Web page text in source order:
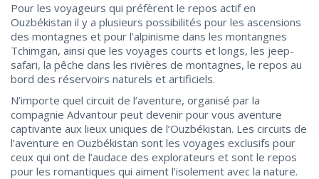
Pour les voyageurs qui préfèrent le repos actif en
Ouzbékistan il y a plusieurs possibilités pour les ascensions
des montagnes et pour l’alpinisme dans les montangnes
Tchimgan, ainsi que les voyages courts et longs, les jeep-
safari, la pêche dans les rivières de montagnes, le repos au
bord des réservoirs naturels et artificiels.
N’importe quel circuit de l’aventure, organisé par la
compagnie Advantour peut devenir pour vous aventure
captivante aux lieux uniques de l’Ouzbékistan. Les circuits de
l’aventure en Ouzbékistan sont les voyages exclusifs pour
ceux qui ont de l’audace des explorateurs et sont le repos
pour les romantiques qui aiment l’isolement avec la nature.